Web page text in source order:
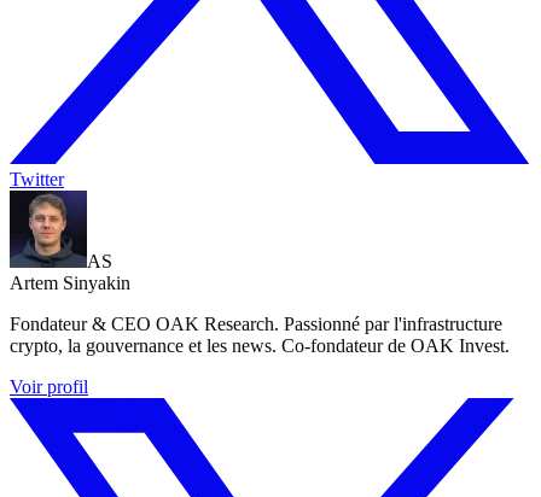
Twitter
AS
Artem Sinyakin
Fondateur & CEO OAK Research. Passionné par l'infrastructure
crypto, la gouvernance et les news. Co-fondateur de OAK Invest.
Voir profil